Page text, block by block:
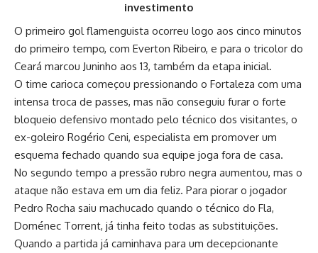
investimento
O primeiro gol flamenguista ocorreu logo aos cinco minutos
do primeiro tempo, com Everton Ribeiro, e para o tricolor do
Ceará marcou Juninho aos 13, também da etapa inicial.
O time carioca começou pressionando o Fortaleza com uma
intensa troca de passes, mas não conseguiu furar o forte
bloqueio defensivo montado pelo técnico dos visitantes, o
ex-goleiro Rogério Ceni, especialista em promover um
esquema fechado quando sua equipe joga fora de casa.
No segundo tempo a pressão rubro negra aumentou, mas o
ataque não estava em um dia feliz. Para piorar o jogador
Pedro Rocha saiu machucado quando o técnico do Fla,
Doménec Torrent, já tinha feito todas as substituições.
Quando a partida já caminhava para um decepcionante